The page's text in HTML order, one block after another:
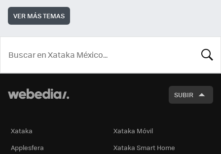
VER MÁS TEMAS
SUBIR
Xataka
Xataka Móvil
Applesfera
Xataka Smart Home